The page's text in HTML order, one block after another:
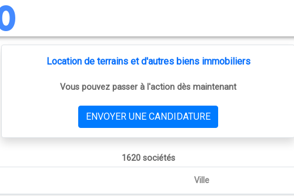
Location de terrains et d'autres biens immobiliers
Vous pouvez passer à l'action dès maintenant
ENVOYER UNE CANDIDATURE
1620 sociétés
Ville